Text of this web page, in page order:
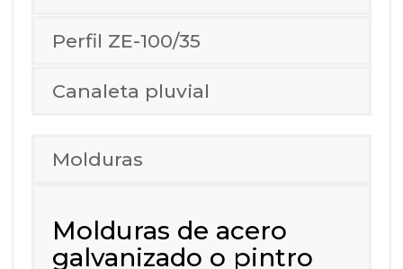
Perfil ZE-100/35
Canaleta pluvial
Molduras
Molduras de acero
galvanizado o pintro